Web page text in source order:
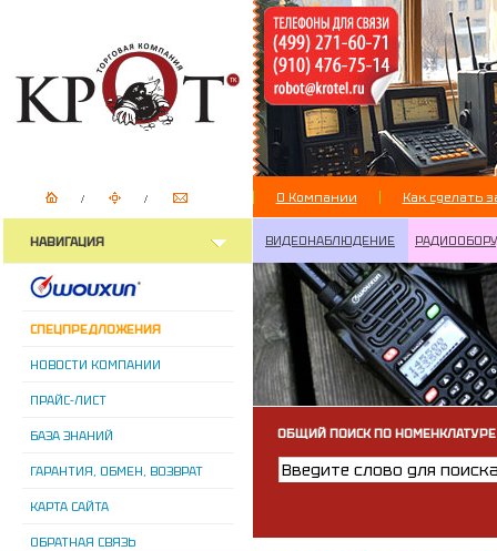
О Компании Как сделать
НАВИГАЦИЯ
СПЕЦПРЕДЛОЖЕНИЯ
НОВОСТИ КОМПАНИИ
ПРАЙС-ЛИСТ
БАЗА ЗНАНИЙ
ГАРАНТИЯ, ОБМЕН, ВОЗВРАТ
КАРТА САЙТА
ОБРАТНАЯ СВЯЗЬ
ВИДЕОНАБЛЮДЕНИЕ
ОБЩИЙ ПОИСК ПО НОМЕНКЛАТУРЕ